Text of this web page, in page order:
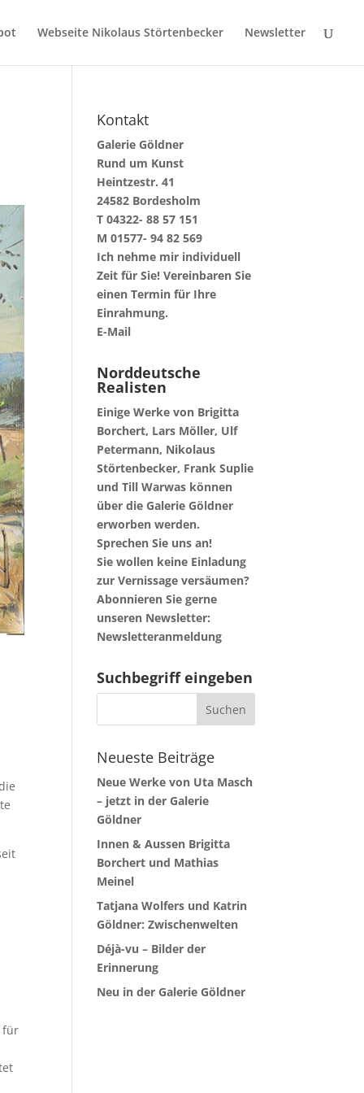
Webseite Nikolaus Störtenbecker Newsletter
für
Kontakt
Galerie Göldner
Rund um Kunst
Heintzestr. 41
24582 Bordesholm
T 04322- 88 57 151
M 01577- 94 82 569
Ich nehme mir individuell
Zeit für Sie! Vereinbaren Sie
einen Termin für Ihre
Einrahmung.
E-Mail
Norddeutsche
Realisten
Einige Werke von Brigitta
Borchert, Lars Möller, Ulf
Petermann, Nikolaus
Störtenbecker, Frank Suplie
und Till Warwas können
über die Galerie Göldner
erworben werden.
Sprechen Sie uns an!
Sie wollen keine Einladung
zur Vernissageversäumen?
Abonnieren Sie gerne
unseren Newsletter:
Newsletteranmeldung
Suchbegriff eingeben
Neueste Beiträge
Neue Werke von Uta Masch
– jetzt in der Galerie
Göldner
Innen & Aussen Brigitta
Borchert und Mathias
Meinel
Tatjana Wolfers und Katrin
Göldner: Zwischenwelten
Déjà-vu – Bilder der
Erinnerung
Neu in der Galerie Göldner